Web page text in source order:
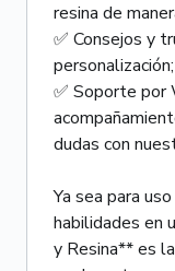
resina de
✅ Consejos y
personalización;
✅ Soporte por
dudas con
Ya sea para
habilidades en
y Resina** es